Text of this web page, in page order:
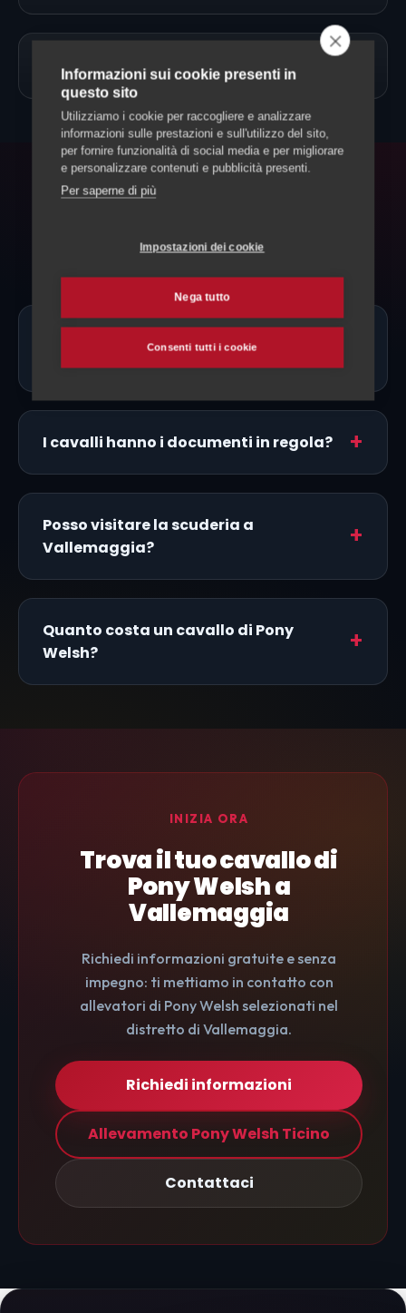
Allevamento Cavalli
I cavalli hanno i documenti in regola?
Posso visitare la scuderia a
Vallemaggia?
Quanto costa un cavallo di Pony
Welsh?
INIZIA ORA
Trova il tuo cavallo di
Pony Welsh a
Vallemaggia
Richiedi informazioni gratuite e senza
impegno: ti mettiamo in contatto con
allevatori di Pony Welsh selezionati nel
distretto di Vallemaggia.
Richiedi informazioni
Allevamento Pony Welsh Ticino
Contattaci
Informazioni sui cookie presenti in
questo sito
Utilizziamo i cookie per raccogliere e analizzare
informazioni sulle prestazioni e sull'utilizzo del sito,
per fornire funzionalità di social media e per migliorare
e personalizzare contenuti e pubblicità presenti.
Per saperne di più
Impostazioni dei cookie
Nega tutto
Consenti tutti i cookie